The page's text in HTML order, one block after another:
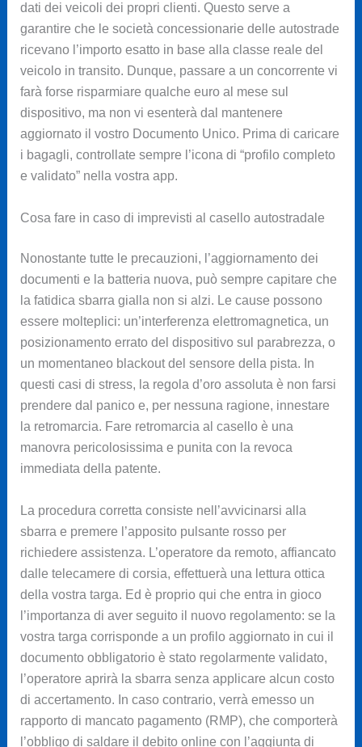
dati dei veicoli dei propri clienti. Questo serve a
garantire che le società concessionarie delle autostrade
ricevano l’importo esatto in base alla classe reale del
veicolo in transito. Dunque, passare a un concorrente vi
farà forse risparmiare qualche euro al mese sul
dispositivo, ma non vi esenterà dal mantenere
aggiornato il vostro Documento Unico. Prima di caricare
i bagagli, controllate sempre l’icona di “profilo completo
e validato” nella vostra app.
Cosa fare in caso di imprevisti al casello autostradale
Nonostante tutte le precauzioni, l’aggiornamento dei
documenti e la batteria nuova, può sempre capitare che
la fatidica sbarra gialla non si alzi. Le cause possono
essere molteplici: un’interferenza elettromagnetica, un
posizionamento errato del dispositivo sul parabrezza, o
un momentaneo blackout del sensore della pista. In
questi casi di stress, la regola d’oro assoluta è non farsi
prendere dal panico e, per nessuna ragione, innestare
la retromarcia. Fare retromarcia al casello è una
manovra pericolosissima e punita con la revoca
immediata della patente.
La procedura corretta consiste nell’avvicinarsi alla
sbarra e premere l’apposito pulsante rosso per
richiedere assistenza. L’operatore da remoto, affiancato
dalle telecamere di corsia, effettuerà una lettura ottica
della vostra targa. Ed è proprio qui che entra in gioco
l’importanza di aver seguito il nuovo regolamento: se la
vostra targa corrisponde a un profilo aggiornato in cui il
documento obbligatorio è stato regolarmente validato,
l’operatore aprirà la sbarra senza applicare alcun costo
di accertamento. In caso contrario, verrà emesso un
rapporto di mancato pagamento (RMP), che comporterà
l’obbligo di saldare il debito online con l’aggiunta di